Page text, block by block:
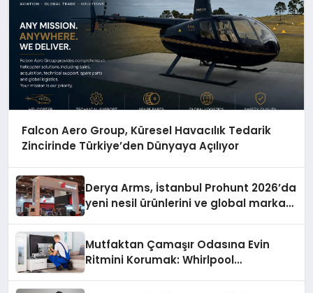
Falcon Aero Group, Küresel Havacılık Tedarik
Zincirinde Türkiye’den Dünyaya Açılıyor
Derya Arms, İstanbul Prohunt 2026’da
yeni nesil ürünlerini ve global marka
Mutfaktan Çamaşır Odasına Evin
Ritmini Korumak: Whirlpool